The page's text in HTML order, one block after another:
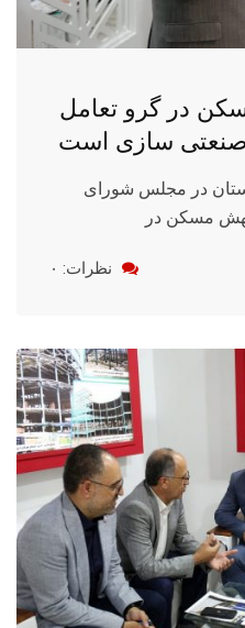
در گرو تعامل
سازی است
در مجلس شورای
مسکن در
نظرات: ۰